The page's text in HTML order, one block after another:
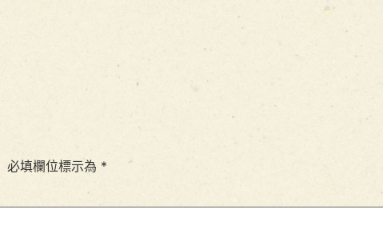
必填欄位標示為 *